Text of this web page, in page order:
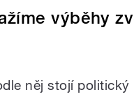
výběhy
něj stojí politický